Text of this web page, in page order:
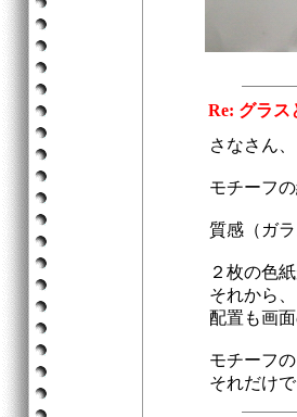
Re: グラス
さなさん
モチーフ
質感（ガ
２枚の色
それから
配置も画
モチーフ
それだけ